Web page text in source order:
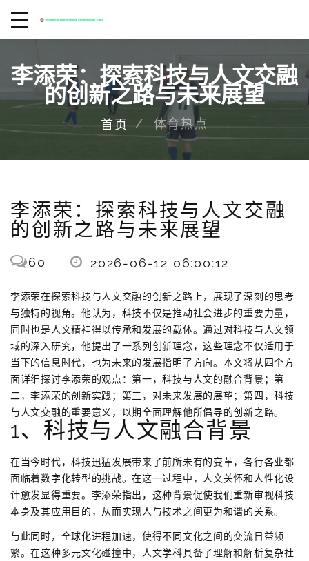
李添荣：探索科技与人文交融
的创新之路与未来展望
首页 体育热点
李添荣：探索科技与人文交融
的创新之路与未来展望
60 2026-06-12 06:00:12
李添荣在探索科技与人文交融的创新之路上，展现了深刻的思考
与独特的视角。他认为，科技不仅是推动社会进步的重要力量，
同时也是人文精神得以传承和发展的载体。通过对科技与人文领
域的深入研究，他提出了一系列创新理念，这些理念不仅适用于
当下的信息时代，也为未来的发展指明了方向。本文将从四个方
面详细探讨李添荣的观点：第一，科技与人文的融合背景；第
二，李添荣的创新实践；第三，对未来发展的展望；第四，科技
与人文交融的重要意义，以期全面理解他所倡导的创新之路。
1、科技与人文融合背景
在当今时代，科技迅猛发展带来了前所未有的变革，各行各业都
面临着数字化转型的挑战。在这一过程中，人文关怀和人性化设
计愈发显得重要。李添荣指出，这种背景促使我们重新审视科技
本身及其应用目的，从而实现人与技术之间更为和谐的关系。
与此同时，全球化进程加速，使得不同文化之间的交流日益频
繁。在这种多元文化碰撞中，人文学科具备了理解和解析复杂社